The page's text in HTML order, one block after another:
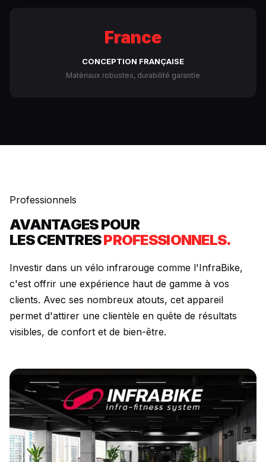
France
CONCEPTION FRANÇAISE
Matériaux robustes, durabilité garantie
Professionnels
AVANTAGES POUR
LES CENTRESPROFESSIONNELS.
Investir dans un vélo infrarouge comme l'InfraBike,
c'est offrir une expérience haut de gamme à vos
clients. Avec ses nombreux atouts, cet appareil
permet d'attirer une clientèle en quête de résultats
visibles, de confort et de bien-être.